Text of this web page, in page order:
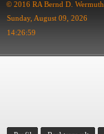
© 2016 RA Bernd D. Wermuth
Sunday, August 09, 2026
14:26:59